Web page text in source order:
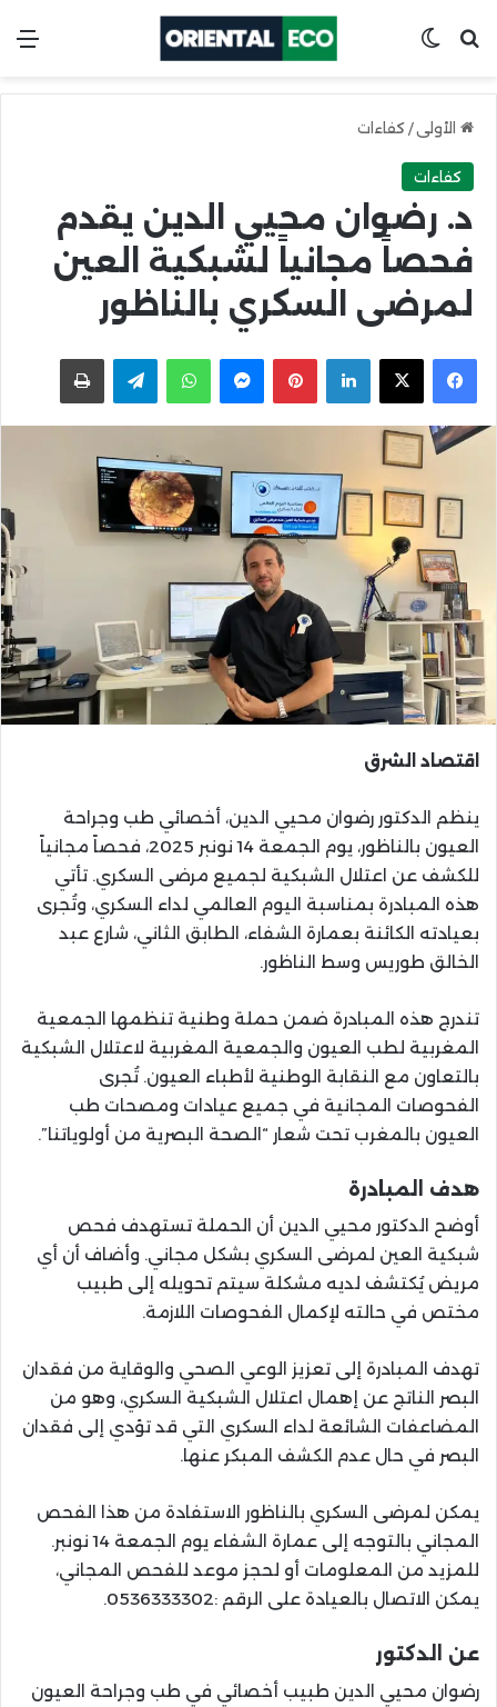
ابحث عنSwitch skin
الأولى / كفاءات
كفاءات
د. رضوان محيي الدين يقدم
فحصاً مجانياً لشبكية العين
لمرضى السكري بالناظور
Facebook
X
LinkedIn
Pinterest
Messenger
WhatsApp
Telegramاطبعها
اقتصاد الشرق
ينظم الدكتور رضوان محيي الدين، أخصائي طب وجراحة
العيون بالناظور، يوم الجمعة 14 نونبر 2025، فحصاً مجانياً
للكشف عن اعتلال الشبكية لجميع مرضى السكري. تأتي
هذه المبادرة بمناسبة اليوم العالمي لداء السكري، وتُجرى
بعيادته الكائنة بعمارة الشفاء، الطابق الثاني، شارع عبد
الخالق طوريس وسط الناظور.
تندرج هذه المبادرة ضمن حملة وطنية تنظمها الجمعية
المغربية لطب العيون والجمعية المغربية لاعتلال الشبكية
بالتعاون مع النقابة الوطنية لأطباء العيون. تُجرى
الفحوصات المجانية في جميع عيادات ومصحات طب
العيون بالمغرب تحت شعار “الصحة البصرية من أولوياتنا”.
هدف المبادرة
أوضح الدكتور محيي الدين أن الحملة تستهدف فحص
شبكية العين لمرضى السكري بشكل مجاني. وأضاف أن أي
مريض يُكتشف لديه مشكلة سيتم تحويله إلى طبيب
مختص في حالته لإكمال الفحوصات اللازمة.
تهدف المبادرة إلى تعزيز الوعي الصحي والوقاية من فقدان
البصر الناتج عن إهمال اعتلال الشبكية السكري، وهو من
المضاعفات الشائعة لداء السكري التي قد تؤدي إلى فقدان
البصر في حال عدم الكشف المبكر عنها.
يمكن لمرضى السكري بالناظور الاستفادة من هذا الفحص
المجاني بالتوجه إلى عمارة الشفاء يوم الجمعة 14 نونبر.
للمزيد من المعلومات أو لحجز موعد للفحص المجاني،
يمكن الاتصال بالعيادة على الرقم :0536333302.
عن الدكتور
رضوان محيي الدين طبيب أخصائي في طب وجراحة العيون